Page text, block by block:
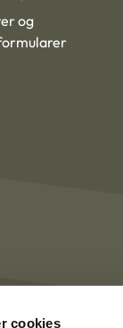
cookies
og